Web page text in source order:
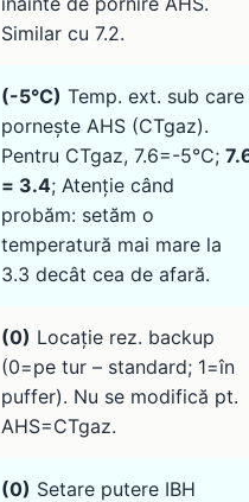
Similar cu 7.2.
(-5°C) Temp. ext. sub care
pornește AHS (CTgaz).
Pentru CTgaz, 7.6=-5°C;
= 3.4; Atenție când
probăm: setăm o
temperatură mai mare la
3.3 decât cea de afară.
(0) Locație rez. backup
(0=pe tur – standard; 1=în
puffer). Nu se modifică pt.
AHS=CTgaz.
(0) Setare putere IBH